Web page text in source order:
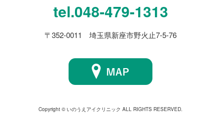
tel.048-479-1313
〒352-0011 埼玉県新座市野火止7-5-76
Copyright © いのうえアイクリニック ALL RIGHTS RESERVED.